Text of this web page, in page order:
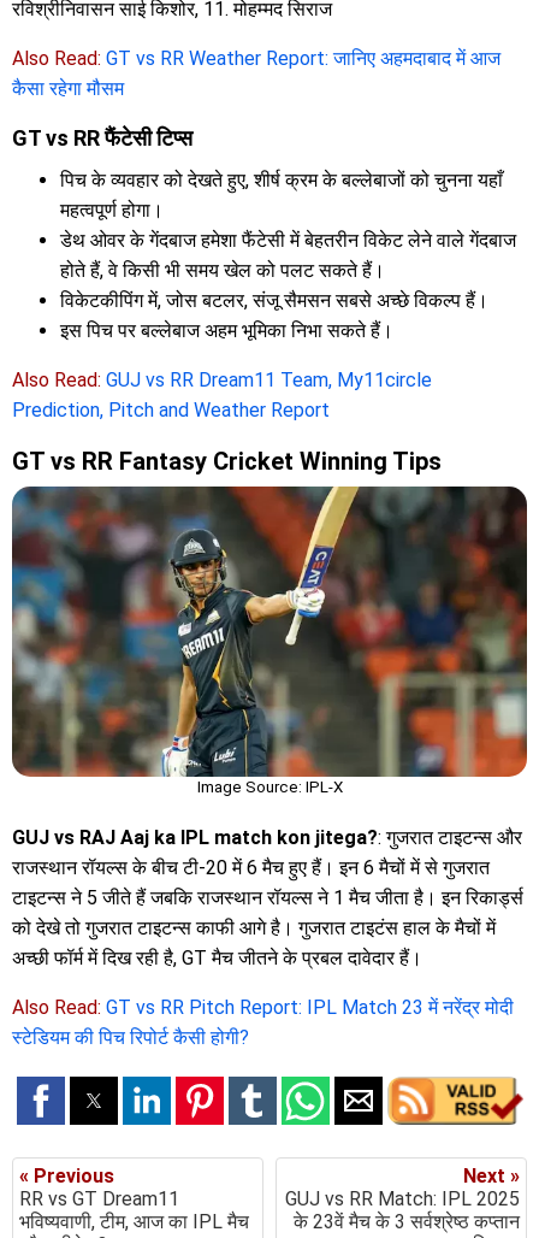
रविश्रीनिवासन साई किशोर, 11. मोहम्मद सिराज
Also Read: GT vs RR Weather Report: जानिए अहमदाबाद में आज
कैसा रहेगा मौसम
GT vs RR फैंटेसी टिप्स
पिच के व्यवहार को देखते हुए, शीर्ष क्रम के बल्लेबाजों को चुनना यहाँ
महत्वपूर्ण होगा।
डेथ ओवर के गेंदबाज हमेशा फैंटेसी में बेहतरीन विकेट लेने वाले गेंदबाज
होते हैं, वे किसी भी समय खेल को पलट सकते हैं।
विकेटकीपिंग में, जोस बटलर, संजू सैमसन सबसे अच्छे विकल्प हैं।
इस पिच पर बल्लेबाज अहम भूमिका निभा सकते हैं।
Also Read: GUJ vs RR Dream11 Team, My11circle
Prediction, Pitch and Weather Report
GT vs RR Fantasy Cricket Winning Tips
Image Source: IPL-X
GUJ vs RAJ Aaj ka IPL match kon jitega?: गुजरात टाइटन्स और
राजस्थान रॉयल्स के बीच टी-20 में 6 मैच हुए हैं। इन 6 मैचों में से गुजरात
टाइटन्स ने 5 जीते हैं जबकि राजस्थान रॉयल्स ने 1 मैच जीता है। इन रिकार्ड्स
को देखे तो गुजरात टाइटन्स काफी आगे है। गुजरात टाइटंस हाल के मैचों में
अच्छी फॉर्म में दिख रही है, GT मैच जीतने के प्रबल दावेदार हैं।
Also Read: GT vs RR Pitch Report: IPL Match 23 में नरेंद्र मोदी
स्टेडियम की पिच रिपोर्ट कैसी होगी?
« Previous
RR vs GT Dream11
भविष्यवाणी, टीम, आज का IPL मैच
Next »
GUJ vs RR Match: IPL 2025
के 23वें मैच के 3 सर्वश्रेष्ठ कप्तान